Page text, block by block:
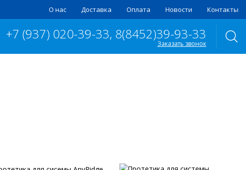
О нас Доставка Оплата Новости Контакты
+7 (937) 020-39-33, 8(8452)39-93-33
Заказать звонок